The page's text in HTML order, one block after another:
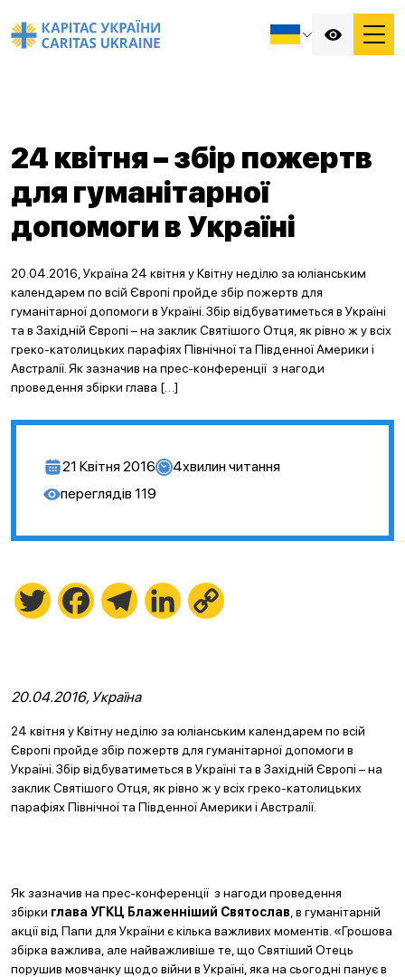
24 квітня – збір пожертв
для гуманітарної
допомоги в Україні
20.04.2016, Україна 24 квітня у Квітну неділю за юліанським
календарем по всій Європі пройде збір пожертв для
гуманітарної допомоги в Україні. Збір відбуватиметься в Україні
та в Західній Європі – на заклик Святішого Отця, як рівно ж у всіх
греко-католицьких парафіях Північної та Південної Америки і
Австралії. Як зазначив на прес-конференції з нагоди
проведення збірки глава […]
21 Квітня 2016 4хвилин читання
переглядів 119
Twitter FacebookTelegramLinkedIn
20.04.2016, Україна
24 квітня у Квітну неділю за юліанським календарем по всій
Європі пройде збір пожертв для гуманітарної допомоги в
Україні. Збір відбуватиметься в Україні та в Західній Європі – на
заклик Святішого Отця, як рівно ж у всіх греко-католицьких
парафіях Північної та Південної Америки і Австралії.
Як зазначив на прес-конференції з нагоди проведення
збірки глава УГКЦ Блаженніший Святослав , в гуманітарній
акції від Папи для України є кілька важливих моментів. «Грошова
збірка важлива, але найважливіше те, що Святіший Отець
порушив мовчанку щодо війни в Україні, яка на сьогодні панує в